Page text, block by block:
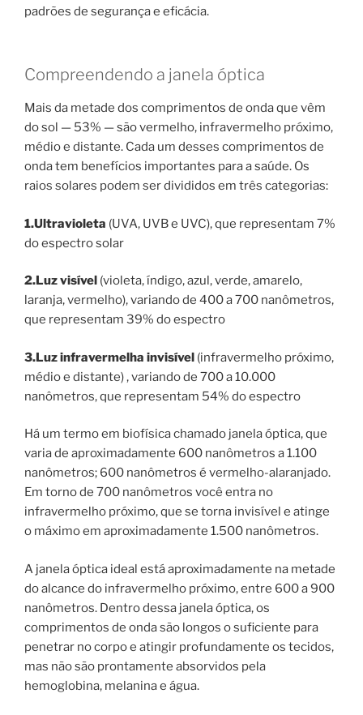
padrões de segurança e eficácia.
Compreendendo a janela óptica
Mais da metade dos comprimentos de onda que vêm
do sol — 53% — são vermelho, infravermelho próximo,
médio e distante. Cada um desses comprimentos de
onda tem benefícios importantes para a saúde. Os
raios solares podem ser divididos em três categorias:
1.Ultravioleta (UVA, UVB e UVC), que representam 7%
do espectro solar
2.Luz visível (violeta, índigo, azul, verde, amarelo,
laranja, vermelho), variando de 400 a 700 nanômetros,
que representam 39% do espectro
3.Luz infravermelha invisível (infravermelho próximo,
médio e distante) , variando de 700 a 10.000
nanômetros, que representam 54% do espectro
Há um termo em biofísica chamado janela óptica, que
varia de aproximadamente 600 nanômetros a 1.100
nanômetros; 600 nanômetros é vermelho-alaranjado.
Em torno de 700 nanômetros você entra no
infravermelho próximo, que se torna invisível e atinge
o máximo em aproximadamente 1.500 nanômetros.
A janela óptica ideal está aproximadamente na metade
do alcance do infravermelho próximo, entre 600 a 900
nanômetros. Dentro dessa janela óptica, os
comprimentos de onda são longos o suficiente para
penetrar no corpo e atingir profundamente os tecidos,
mas não são prontamente absorvidos pela
hemoglobina, melanina e água.